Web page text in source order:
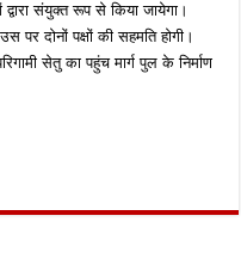
संयुक्त रूप से किया जायेगा।
दोनों पक्षों की सहमति होगी।
सेतु का पहुंच मार्ग पुल के निर्माण